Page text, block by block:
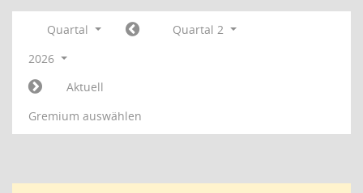
Quartal
Quartal 2
2026
Aktuell
Gremium auswählen